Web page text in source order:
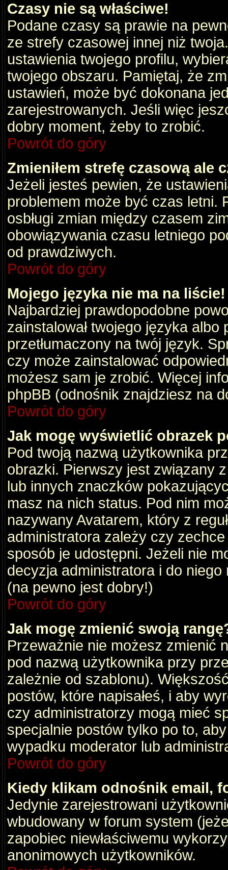
Czasy nie są właściwe!
Podane czasy są prawie na
ze strefy czasowej innej niż
ustawienia twojego profilu,
twojego obszaru. Pamiętaj, że
ustawień, może być dokonana
zarejestrowanych. Jeśli więc
dobry moment, żeby to zrobić.
Powrót do góry
Zmieniłem strefę czasową ale
Jeżeli jesteś pewien, że
problemem może być czas letni.
osbługi zmian między czasem
obowiązywania czasu letniego
od prawdziwych.
Powrót do góry
Mojego języka nie ma na liście!
Najbardziej prawdopodobne
zainstalował twojego języka albo
przetłumaczony na twój język.
czy może zainstalować
możesz sam je zrobić. Więcej
phpBB (odnośnik znajdziesz na
Powrót do góry
Jak mogę wyświetlić obrazek
Pod twoją nazwą użytkownika
obrazki. Pierwszy jest związany
lub innych znaczków
masz na nich status. Pod nim
nazywany Avatarem, który z
administratora zależy czy
sposób je udostępni. Jeżeli nie
decyzja administratora i do
(na pewno jest dobry!)
Powrót do góry
Jak mogę zmienić swoją
Przeważnie nie możesz zmienić
pod nazwą użytkownika przy
zależnie od szablonu).
postów, które napisałeś, i aby
czy administratorzy mogą mieć
specjalnie postów tylko po to,
wypadku moderator lub
Powrót do góry
Kiedy klikam odnośnik email,
Jedynie zarejestrowani
wbudowany w forum system
zapobiec niewłaściwemu
anonimowych użytkowników.